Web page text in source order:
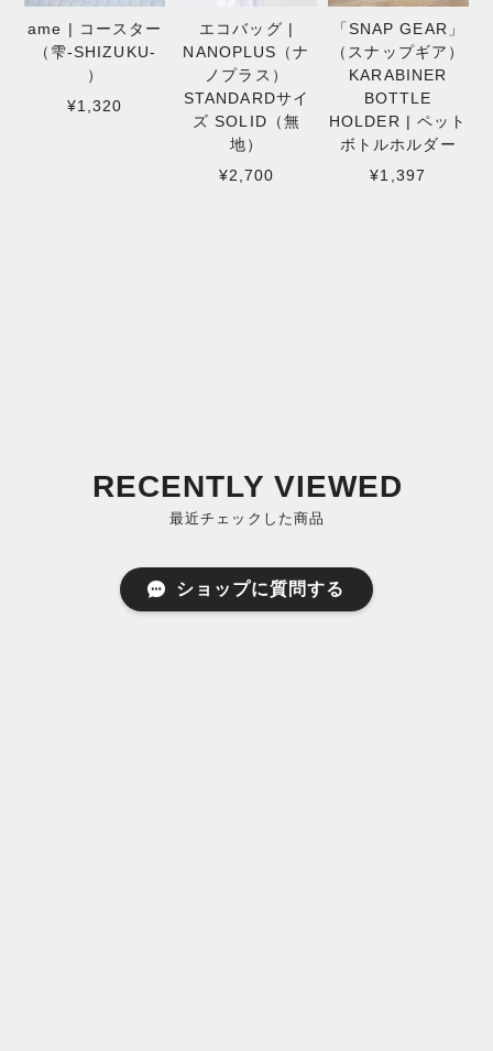
ame | コースター
（雫-SHIZUKU-
）
¥1,320
エコバッグ |
NANOPLUS（ナ
ノプラス）
STANDARDサイ
ズ SOLID（無
地）
¥2,700
「SNAP GEAR」
（スナップギア）
KARABINER
BOTTLE
HOLDER | ペット
ボトルホルダー
¥1,397
RECENTLY VIEWED
最近チェックした商品
ショップに質問する